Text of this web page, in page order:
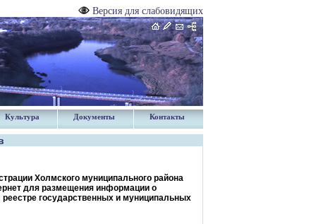
Версия для слабовидящих
Культура Документы Контакты
Холмского муниципального района
для размещения информации о
государственных и муниципальных